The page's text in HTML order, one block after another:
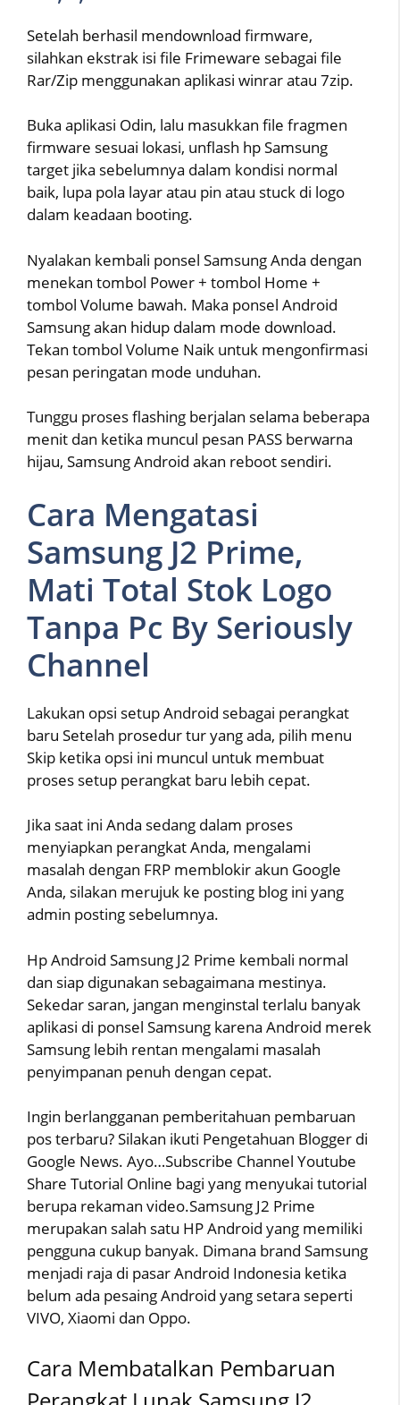
Setelah berhasil mendownload firmware,
silahkan ekstrak isi file Frimeware sebagai file
Rar/Zip menggunakan aplikasi winrar atau 7zip.
Buka aplikasi Odin, lalu masukkan file fragmen
firmware sesuai lokasi, unflash hp Samsung
target jika sebelumnya dalam kondisi normal
baik, lupa pola layar atau pin atau stuck di logo
dalam keadaan booting.
Nyalakan kembali ponsel Samsung Anda dengan
menekan tombol Power + tombol Home +
tombol Volume bawah. Maka ponsel Android
Samsung akan hidup dalam mode download.
Tekan tombol Volume Naik untuk mengonfirmasi
pesan peringatan mode unduhan.
Tunggu proses flashing berjalan selama beberapa
menit dan ketika muncul pesan PASS berwarna
hijau, Samsung Android akan reboot sendiri.
Cara Mengatasi
Samsung J2 Prime,
Mati Total Stok Logo
Tanpa Pc By Seriously
Channel
Lakukan opsi setup Android sebagai perangkat
baru Setelah prosedur tur yang ada, pilih menu
Skip ketika opsi ini muncul untuk membuat
proses setup perangkat baru lebih cepat.
Jika saat ini Anda sedang dalam proses
menyiapkan perangkat Anda, mengalami
masalah dengan FRP memblokir akun Google
Anda, silakan merujuk ke posting blog ini yang
admin posting sebelumnya.
Hp Android Samsung J2 Prime kembali normal
dan siap digunakan sebagaimana mestinya.
Sekedar saran, jangan menginstal terlalu banyak
aplikasi di ponsel Samsung karena Android merek
Samsung lebih rentan mengalami masalah
penyimpanan penuh dengan cepat.
Ingin berlangganan pemberitahuan pembaruan
pos terbaru? Silakan ikuti Pengetahuan Blogger di
Google News. Ayo…Subscribe Channel Youtube
Share Tutorial Online bagi yang menyukai tutorial
berupa rekaman video.Samsung J2 Prime
merupakan salah satu HP Android yang memiliki
pengguna cukup banyak. Dimana brand Samsung
menjadi raja di pasar Android Indonesia ketika
belum ada pesaing Android yang setara seperti
VIVO, Xiaomi dan Oppo.
Cara Membatalkan Pembaruan